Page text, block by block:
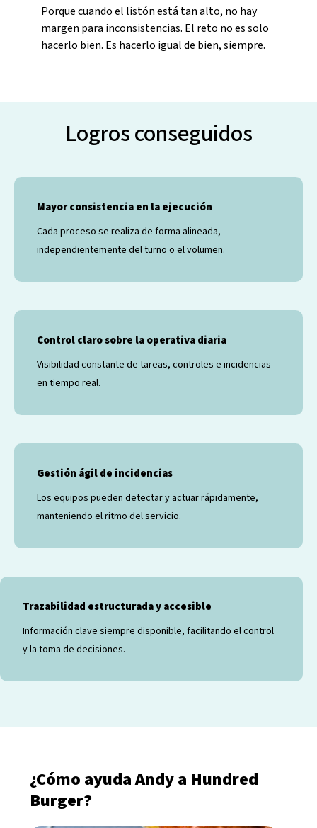
Porque cuando el listón está tan alto, no hay
margen para inconsistencias. El reto no es solo
hacerlo bien. Es hacerlo igual de bien, siempre.
Logros conseguidos
Mayor consistencia en la ejecución
Cada proceso se realiza de forma alineada,
independientemente del turno o el volumen.
Control claro sobre la operativa diaria
Visibilidad constante de tareas, controles e incidencias
en tiempo real.
Gestión ágil de incidencias
Los equipos pueden detectar y actuar rápidamente,
manteniendo el ritmo del servicio.
Trazabilidad estructurada y accesible
Información clave siempre disponible, facilitando el control
y la toma de decisiones.
¿Cómo ayuda Andy a Hundred
Burger?